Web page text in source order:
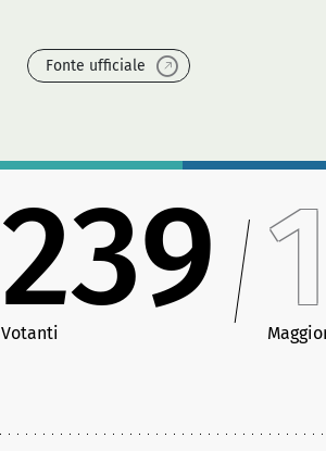
Fonte ufficiale
239
Votanti